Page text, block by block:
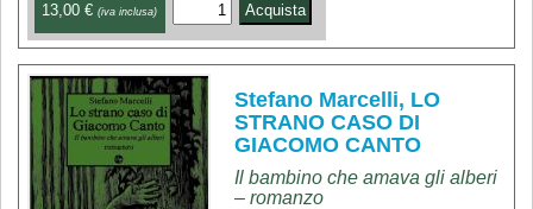
13,00 € (iva inclusa)
Stefano Marcelli, LO
STRANO CASO DI
GIACOMO CANTO
Il bambino che amava gli alberi
– romanzo